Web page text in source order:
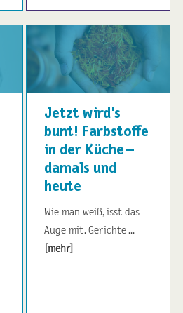
Jetzt wird's
bunt! Farbstoffe
in der Küche –
damals und
heute
Wie man weiß, isst das
Auge mit. Gerichte ...
[mehr]